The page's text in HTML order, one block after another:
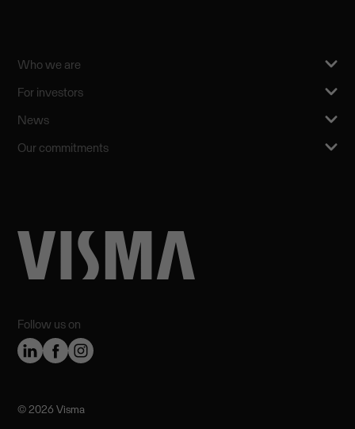
Follow us on
Who we are
For investors
News
Our commitments
©️ 2026 Visma